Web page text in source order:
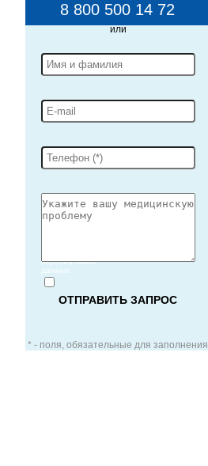
8 800 500 14 72
персональных
данных
* - поля, обязательные для заполнения